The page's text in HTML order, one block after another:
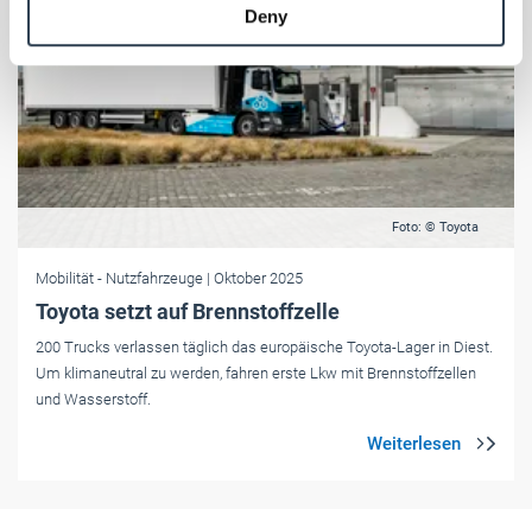
Weitere Informationen:Impressum Datenschutz
Deny
Foto: © Toyota
Mobilität - Nutzfahrzeuge | Oktober 2025
Toyota setzt auf Brennstoffzelle
200 Trucks verlassen täglich das europäische Toyota-Lager in Diest.
Um klimaneutral zu werden, fahren erste Lkw mit Brennstoffzellen
und Wasserstoff.